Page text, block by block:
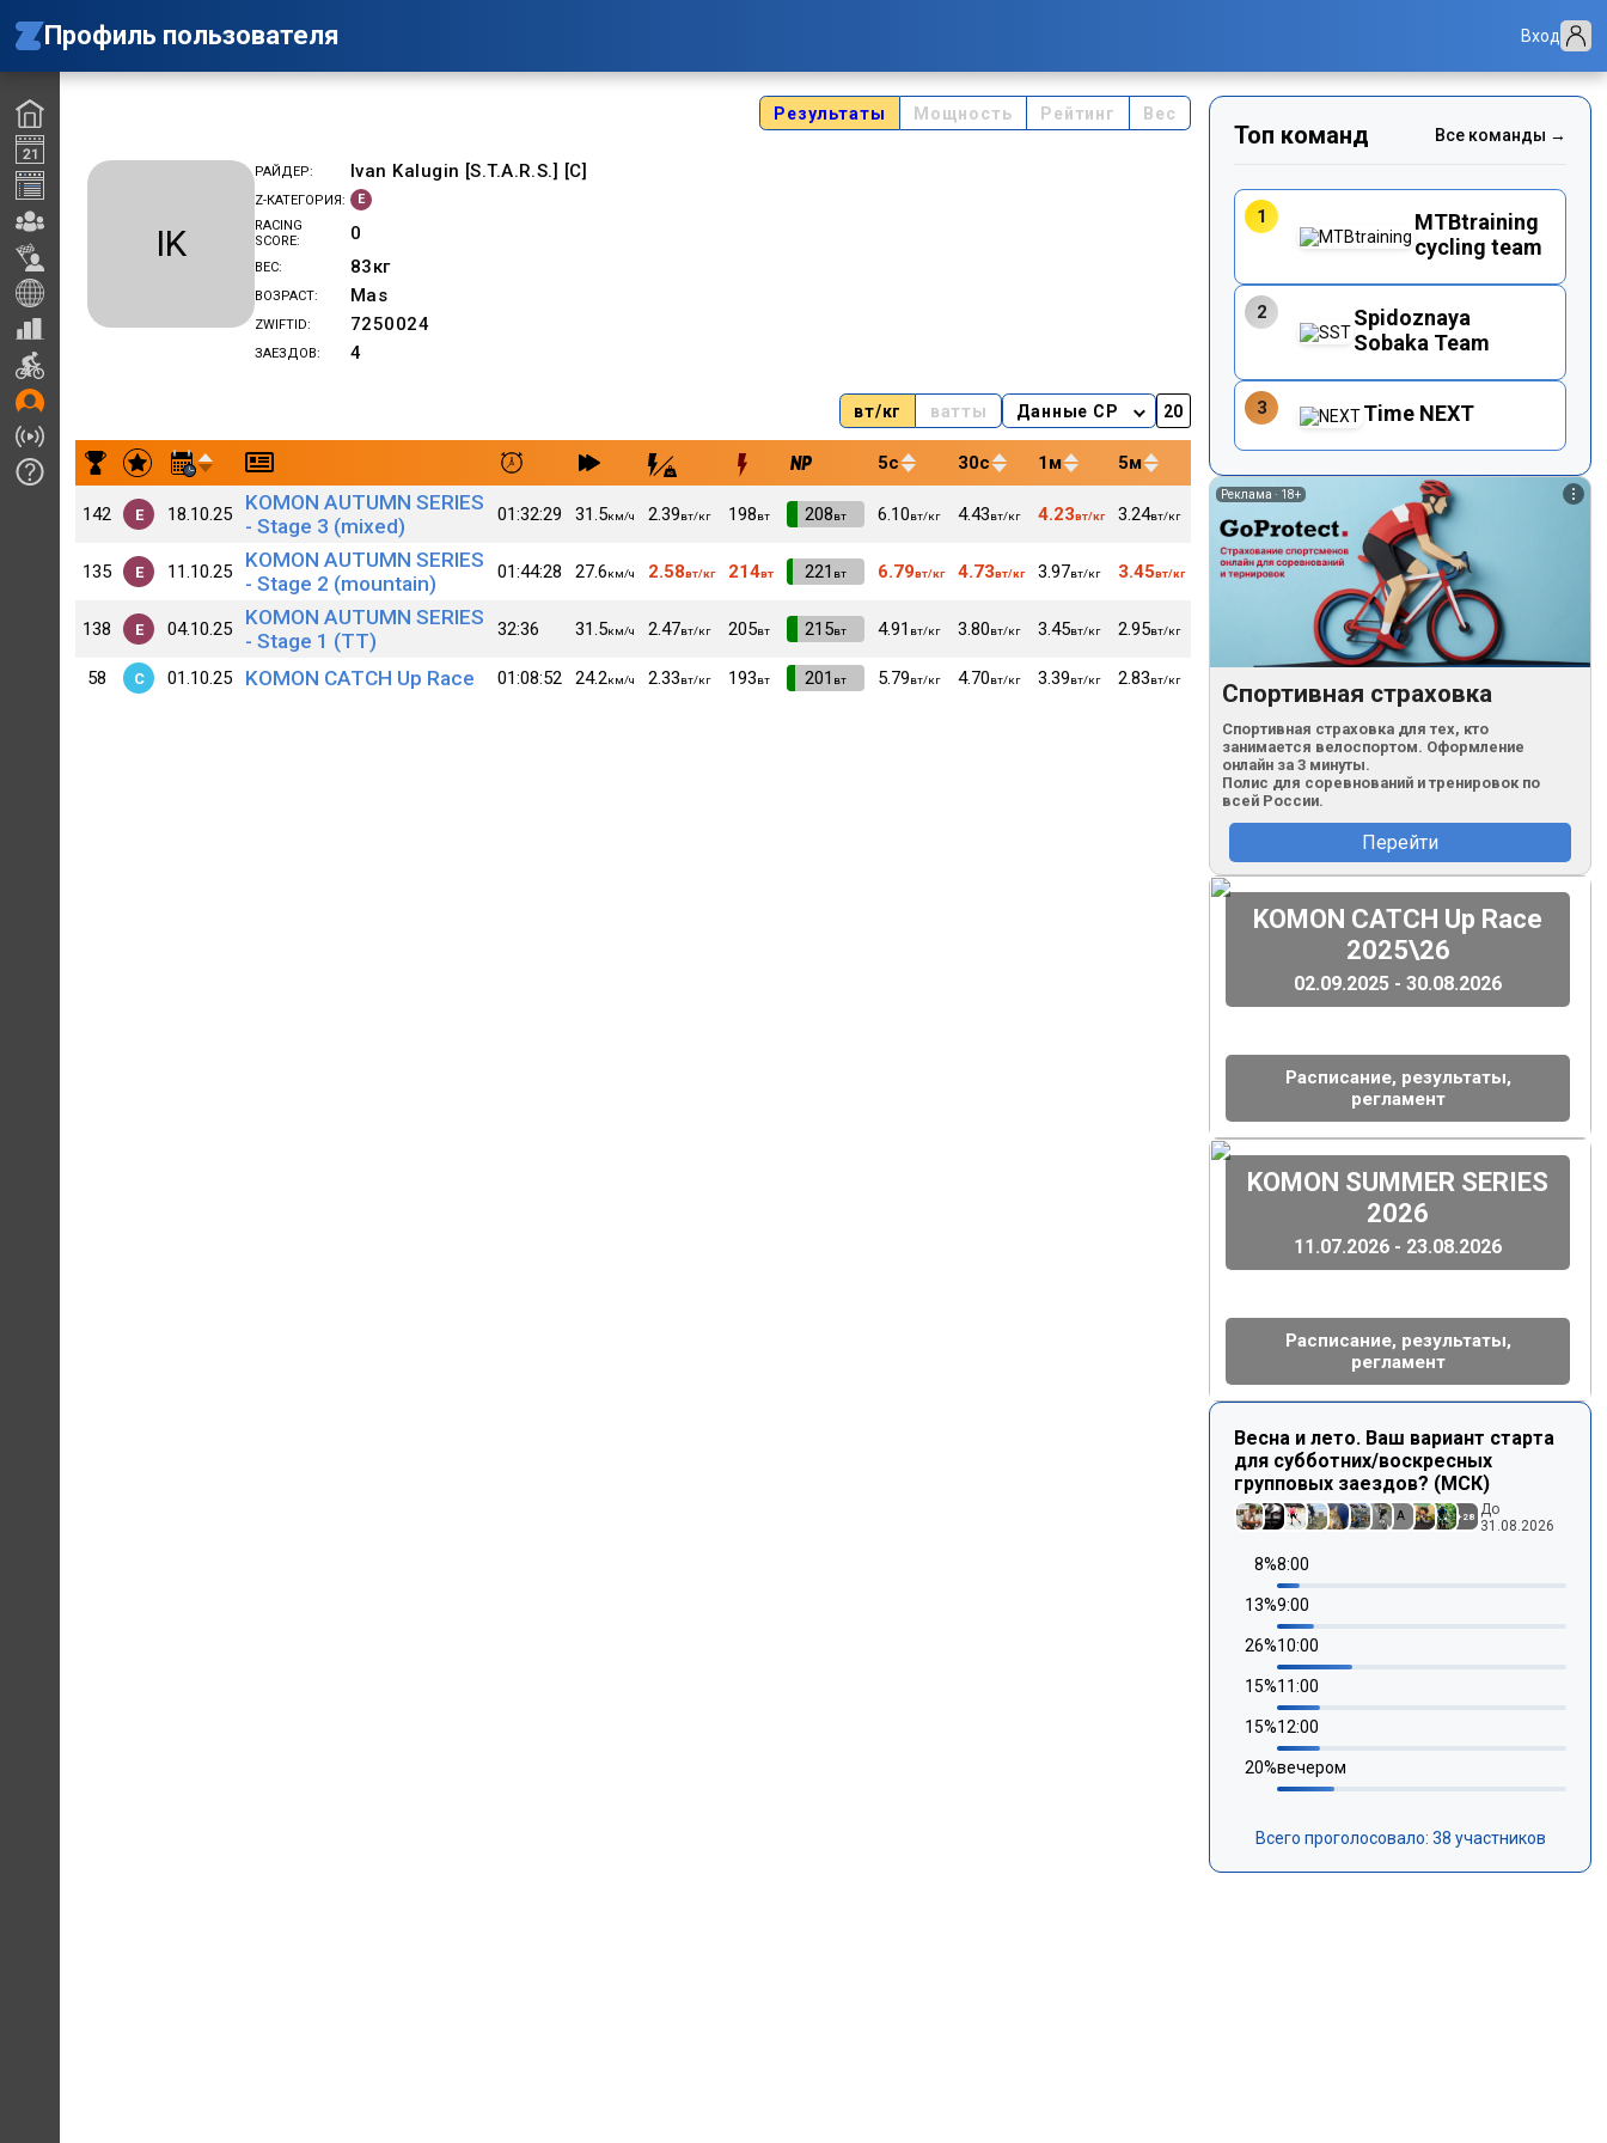
Профиль пользователя Вход
Результаты Мощность Рейтинг Вес
IK
РАЙДЕР Ivan Kalugin [S.T.A.R.S.] [C]
Z-КАТЕГОРИЯ
E
RACING
SCORE
0
ВЕС 83кг
ВОЗРАСТ Mas
ZWIFTID 7250024
ЗАЕЗДОВ 4
вт/кг ватты Данные CP
Результаты заездов Ivan Kalugin [S.T.A.R.S.] [C]
5с 30с 1м 5м 12м
142 E 18.10.25
KOMON AUTUMN SERIES
- Stage 3 (mixed)
01:32:29 31.5км/ч 2.39вт/кг 198вт VI208вт 6.10вт/кг 4.43вт/кг 4.23вт/кг 3.24вт/кг 2.68вт/кг 2.41вт/кг 171
135 E 11.10.25
KOMON AUTUMN SERIES
- Stage 2 (mountain)
01:44:28 27.6км/ч 2.58вт/кг 214вт VI221 вт 6.79вт/кг 4.73вт/кг 3.97вт/кг 3.45вт/кг 2.88вт/кг 2.76 2.60вт/кг 165уд/м
138 E 04.10.25
KOMON AUTUMN SERIES
- Stage 1 (TT)
32:36 31.5км/ч 2.47вт/кг 205вт VI215вт 4.91 вт/кг 3.80вт/кг 3.45вт/кг 2.95вт/кг вт/кг 175уд/м
58 C 01.10.25 KOMON CATCH Up Race 01:08:52 24.2км/ч 2.33вт/кг 193вт VI201 вт 5.79вт/кг 4.70вт/кг 3.39вт/кг 2.83вт/кг
Топ команд Все команды →
1
MTBtraining
cycling team
2
Spidoznaya
Sobaka Team
3 Time NEXT
Реклама · 18+
Спортивная страховка
Спортивная страховка для тех, кто
занимается велоспортом. Оформление
онлайн за 3 минуты.
Полис для соревнований и тренировок по
всей России.
Перейти
(
KOMON CATCH Up Race
2025\26
02.09.2025 - 30.08.2026
Расписание, результаты,
регламент
)
(
KOMON SUMMER SERIES
2026
11.07.2026 - 23.08.2026
Расписание, результаты,
регламент
)
Весна и лето. Ваш вариант старта
для субботних/воскресных
групповых заездов? (МСК)
A +28
До
31.08.2026
8%8:00
13%9:00
26%10:00
15%11:00
15%12:00
20%вечером
Всего проголосовало: 38 участников